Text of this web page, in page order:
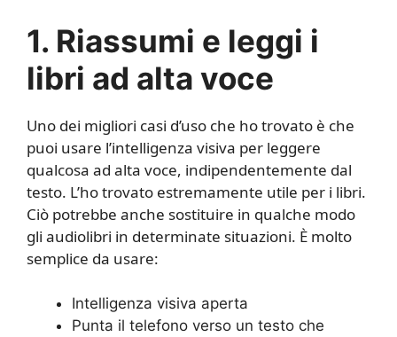
1. Riassumi e leggi i
libri ad alta voce
Uno dei migliori casi d’uso che ho trovato è che
puoi usare l’intelligenza visiva per leggere
qualcosa ad alta voce, indipendentemente dal
testo. L’ho trovato estremamente utile per i libri.
Ciò potrebbe anche sostituire in qualche modo
gli audiolibri in determinate situazioni. È molto
semplice da usare:
Intelligenza visiva aperta
Punta il telefono verso un testo che